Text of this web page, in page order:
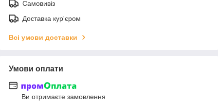
Самовивіз
Доставка кур'єром
Всі умови доставки
Умови оплати
Ви отримаєте замовлення